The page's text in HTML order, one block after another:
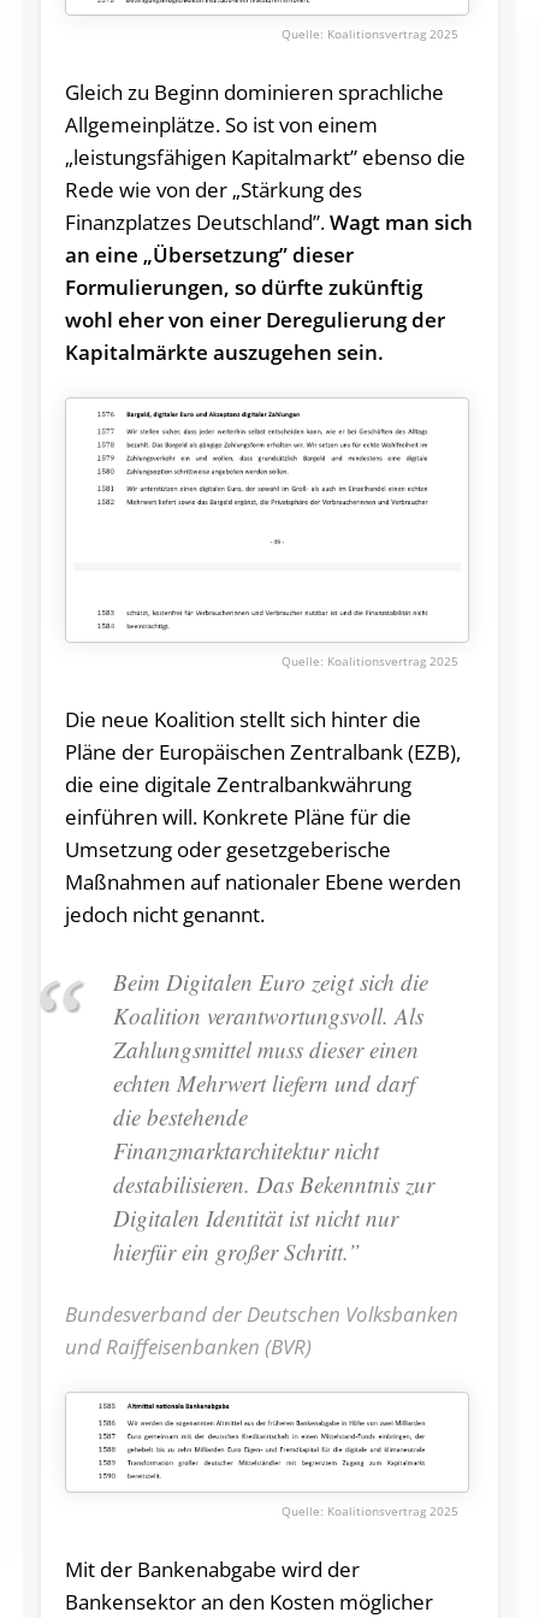
Koalitionsvertrag 2025
Gleich zu Beginn dominieren sprachliche
Allgemeinplätze. So ist von einem
„leistungsfähigen Kapitalmarkt” ebenso die
Rede wie von der „Stärkung des
Finanzplatzes Deutschland”.Wagt man sich
an eine „Übersetzung” dieser
Formulierungen, so dürfte zukünftig
wohl eher von einer Deregulierung der
Kapitalmärkte auszugehen sein.
Koalitionsvertrag 2025
Die neue Koalition stellt sich hinter die
Pläne der Europäischen Zentralbank (EZB),
die eine digitale Zentralbankwährung
einführen will. Konkrete Pläne für die
Umsetzung oder gesetzgeberische
Maßnahmen auf nationaler Ebene werden
jedoch nicht genannt.
Beim Digitalen Euro zeigt sich die
Koalition verantwortungsvoll. Als
Zahlungsmittel muss dieser einen
echten Mehrwert liefern und darf
die bestehende
Finanzmarktarchitektur nicht
destabilisieren. Das Bekenntnis zur
Digitalen Identität ist nicht nur
hierfür ein großer Schritt.”
Bundesverband der Deutschen Volksbanken
und Raiffeisenbanken (BVR)
Koalitionsvertrag 2025
Mit der Bankenabgabe wird der
Bankensektor an den Kosten möglicher